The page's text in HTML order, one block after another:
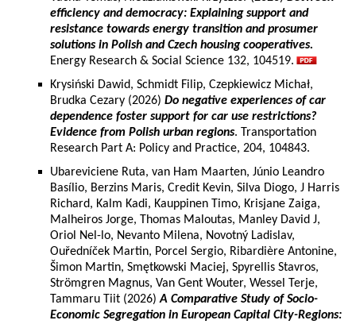
efficiency and democracy: Explaining support and
resistance towards energy transition and prosumer
solutions in Polish and Czech housing cooperatives.
Energy Research & Social Science 132, 104519.
Krysiński Dawid, Schmidt Filip, Czepkiewicz Michał,
Brudka Cezary (2026) Do negative experiences of car
dependence foster support for car use restrictions?
Evidence from Polish urban regions. Transportation
Research Part A: Policy and Practice, 204, 104843.
Ubareviciene Ruta, van Ham Maarten, Júnio Leandro
Basílio, Berzins Maris, Credit Kevin, Silva Diogo, J Harris
Richard, Kalm Kadi, Kauppinen Timo, Krisjane Zaiga,
Malheiros Jorge, Thomas Maloutas, Manley David J,
Oriol Nel-lo, Nevanto Milena, Novotný Ladislav,
Ouředníček Martin, Porcel Sergio, Ribardière Antonine,
Šimon Martin, Smętkowski Maciej, Spyrellis Stavros,
Strömgren Magnus, Van Gent Wouter, Wessel Terje,
Tammaru Tiit (2026)A Comparative Study of Socio-
Economic Segregation in European Capital City-Regions: